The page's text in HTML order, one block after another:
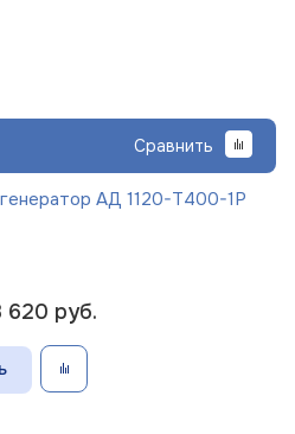
Сравнить
АД 1120-Т400-1Р
620 руб.